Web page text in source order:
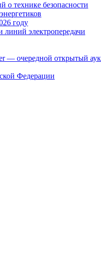
о технике безопасности
году
линий электропередачи
— очередной открытый
Федерации